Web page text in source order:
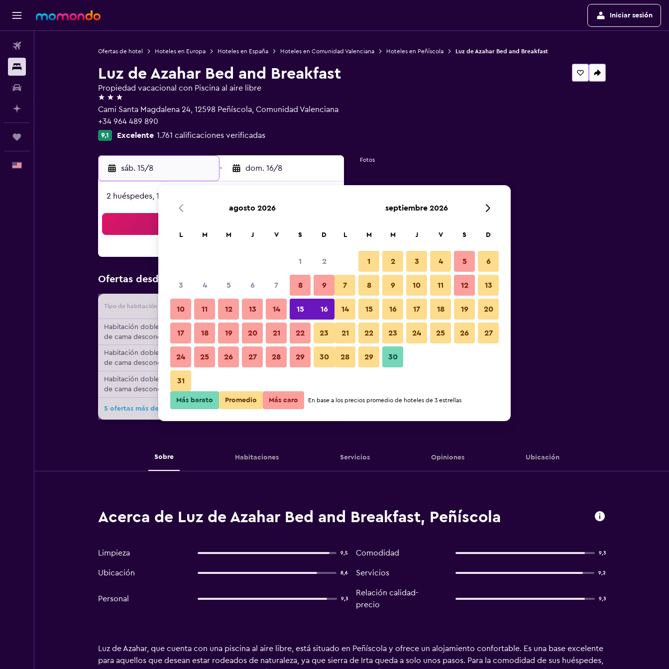
Iniciar sesión
Ofertas de hotel Hoteles en Europa Hoteles en España Hoteles en Comunidad Valenciana Hoteles en Peñíscola Luz de Azahar Bed and Breakfast
Luz de Azahar Bed and Breakfast
Propiedad vacacional con Piscina al aire libre
3 estrellas
Cami Santa Magdalena 24, 12598 Peñíscola, Comunidad Valenciana
+34 964 489 890
9,1 Excelente 1.761 calificaciones verificadas
sáb. 15/8 - dom. 16/8
2 huéspedes, 1 habitación
Ofertas desde Oferta más barata de precio por noche
Tipo de habitación Proveedor Total noche
Habitación doble, tipo
de cama desconocido
$86 Ver oferta
Habitación doble, tipo
de cama desconocido
$87 Ver oferta
Habitación doble, tipo
de cama desconocido
5 ofertas más de Luz de Azahar Bed and Breakfast
Fotos
Sobre Habitaciones Servicios Opiniones Ubicación
Acerca de Luz de Azahar Bed and Breakfast, Peñíscola
Limpieza 9,5 Comodidad 9,3
Ubicación 8,6 Servicios 9,2
Personal 9,3
Relación calidad-
precio
9,3
Luz de Azahar, que cuenta con una piscina al aire libre, está situado en Peñíscola y ofrece un alojamiento confortable. Es una base excelente
para aquellos que desean estar rodeados de naturaleza, ya que sierra de Irta queda a solo unos pasos. Para la comodidad de sus huéspedes,
agosto 2026
L M M J V S D
1 2
3 4 5 6 7 8 9
10 11 12 13 14 15 16
17 18 19 20 21 22 23
24 25 26 27 28 29 30
31
septiembre 2026
L M M J V S D
1 2 3 4 5 6
7 8 9 10 11 12 13
14 15 16 17 18 19 20
21 22 23 24 25 26 27
28 29 30
Más barato Promedio Más caro En base a los precios promedio de hoteles de 3 estrellas